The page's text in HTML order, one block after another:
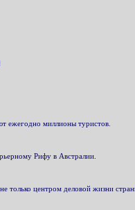
ежегодно миллионы туристов.
Рифу в Австралии.
только центром деловой жизни